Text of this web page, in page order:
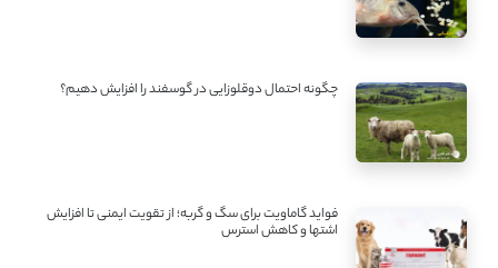
چگونه احتمال دوقلوزایی در گوسفند را افزایش دهیم؟
فواید گاماویت برای سگ و گربه؛ از تقویت ایمنی تا افزایش
اشتها و کاهش استرس